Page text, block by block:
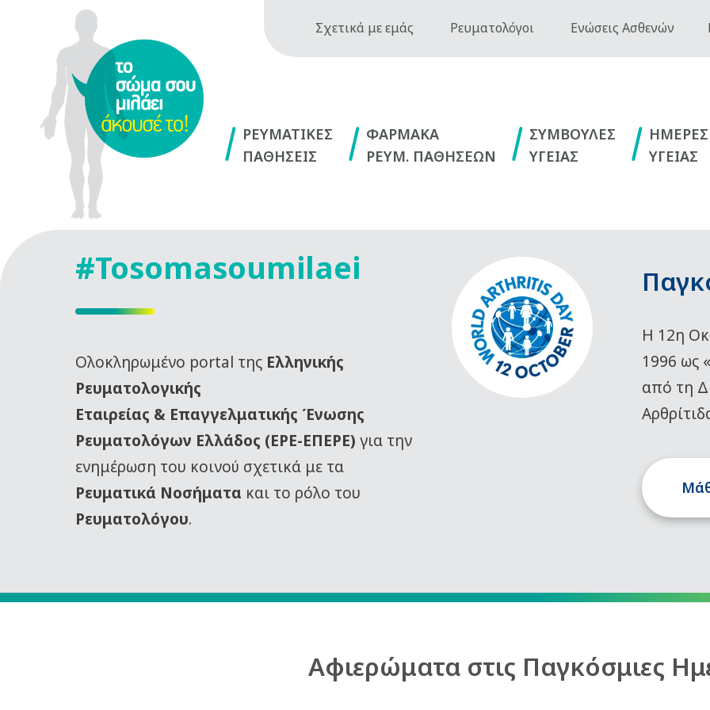
Σχετικά με εμάς Ρευματολόγοι Ενώσεις Ασθενών
ΡΕΥΜΑΤΙΚΕΣ
ΠΑΘΗΣΕΙΣ
ΦΑΡΜΑΚΑ
ΡΕΥΜ. ΠΑΘΗΣΕΩΝ
ΣΥΜΒΟΥΛΕΣ
ΥΓΕΙΑΣ
ΗΜΕΡΕΣ
ΥΓΕΙΑΣ
#Tosomasoumilaei
Oλοκληρωμένο portal της Ελληνικής
Ρευματολογικής
Εταιρείας & Επαγγελματικής Ένωσης
Ρευματολόγων Ελλάδος (ΕΡΕ-ΕΠΕΡΕ) για την
ενημέρωση του κοινού σχετικά με τα
Ρευματικά Νοσήματα και το ρόλο του
Ρευματολόγου.
Η 12η
1996 ως
από τη
Αφιερώματα στις Παγκόσμιες